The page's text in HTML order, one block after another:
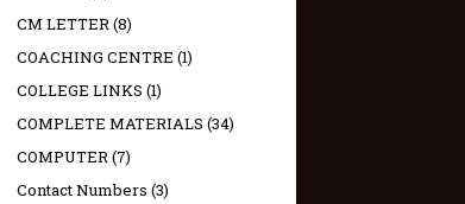
CM LETTER(8)
COACHING CENTRE (1)
COLLEGE LINKS (1)
COMPLETE MATERIALS (34)
COMPUTER(7)
Contact Numbers (3)